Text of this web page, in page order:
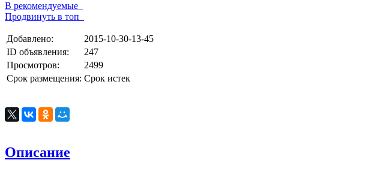
В рекомендуемые
Продвинуть в топ
Добавлено:
2015-10-30-13-45
ID объявления:
247
Просмотров:
2499
Срок размещения: Срок истек
Описание